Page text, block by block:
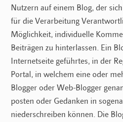
Nutzern auf einem Blog, der
für die Verarbeitung
Möglichkeit, individuelle
Beiträgen zu hinterlassen. Ein
Internetseite geführtes, in der
Portal, in welchem eine oder
Blogger oder Web-Blogger
posten oder Gedanken in
niederschreiben können. Die